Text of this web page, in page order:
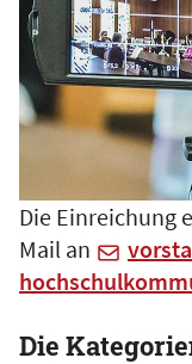
Die Einreichung
Mail an
Die